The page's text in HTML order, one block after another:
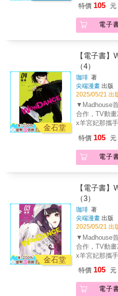
界無須言語
分鏡震撼感官
一部神作預
只有跳舞了
第一次舞蹈
舞者團團圍
糕的是花木還
獲得個人獎的
被其他參賽
木能否發揮
大賽篇，開幕
特價 105 元
電子
金石堂
【電子書
（4）
珈琲 著
尖端漫畫 出版
2025/05/21 出
▼Madhouse
合作，TV動畫
x羊宮妃那攜
界無須言語
分鏡震撼感官
一部神作預
於自己的舞
Dance Battle
輩伊折發掘
特魅力所吸引
樂。壁谷與伊
體型差距、
同。背負著
在一瞬間支
壁谷，舞台轉
特價 105 元
電子
金石堂
【電子書
（3）
珈琲 著
尖端漫畫 出版
2025/05/21 出
▼Madhouse
合作，TV動畫
x羊宮妃那攜
界無須言語
分鏡震撼感官
一部神作預
特價 105 元
電子